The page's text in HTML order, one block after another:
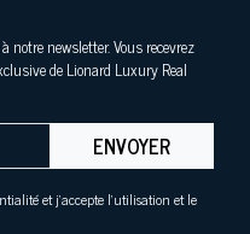
newsletter. Vous recevrez
de Lionard Luxury Real
ENVOYER
et j'accepte l'utilisation et le